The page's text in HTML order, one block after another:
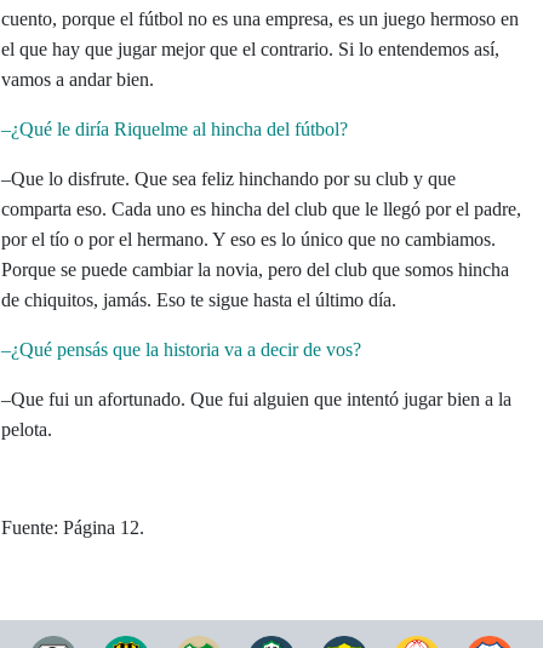
cuento, porque el fútbol no es una empresa, es un juego hermoso en
el que hay que jugar mejor que el contrario. Si lo entendemos así,
vamos a andar bien.
–¿Qué le diría Riquelme al hincha del fútbol?
–Que lo disfrute. Que sea feliz hinchando por su club y que
comparta eso. Cada uno es hincha del club que le llegó por el padre,
por el tío o por el hermano. Y eso es lo único que no cambiamos.
Porque se puede cambiar la novia, pero del club que somos hincha
de chiquitos, jamás. Eso te sigue hasta el último día.
–¿Qué pensás que la historia va a decir de vos?
–Que fui un afortunado. Que fui alguien que intentó jugar bien a la
pelota.
Fuente: Página 12.